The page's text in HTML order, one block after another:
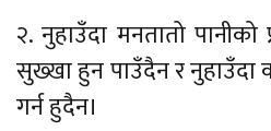
२. नुहाउँदा मनतातो
सुख्खा हुन पाउँदैन र नुहाउँदा
गर्न हुदैन।